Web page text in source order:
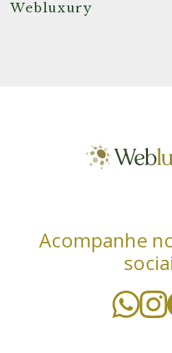
Utilizamos cookies essenciais e
semelhantes de acordo com a
Webluxury
Acompanhe